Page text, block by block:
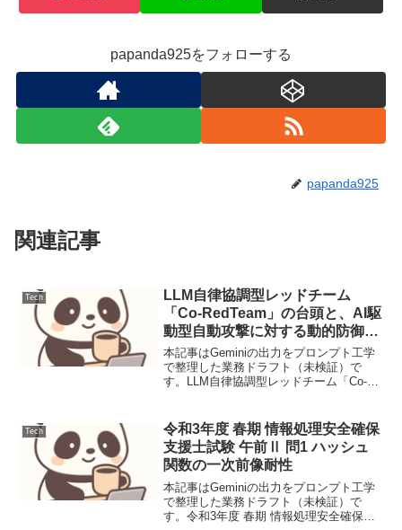
papanda925をフォローする
papanda925
関連記事
Tech
LLM自律協調型レッドチーム
「Co-RedTeam」の台頭と、AI駆
動型自動攻撃に対する動的防御態
勢
本記事はGeminiの出力をプロンプト工学
で整理した業務ドラフト（未検証）で
す。LLM自律協調型レッドチーム「Co-
景】2024年に提唱された、複数のLLMエ
ー...
Tech
令和3年度 春期 情報処理安全確保
支援士試験 午前Ⅱ 問1 ハッシュ
関数の一次前像耐性
本記事はGeminiの出力をプロンプト工学
で整理した業務ドラフト（未検証）で
す。令和3年度 春期 情報処理安全確保支